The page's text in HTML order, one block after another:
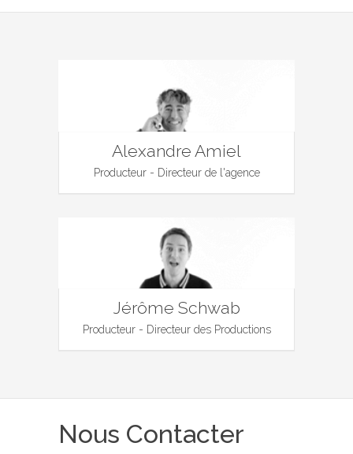
Alexandre Amiel
Producteur - Directeur de l'agence
Jérôme Schwab
Producteur - Directeur des Productions
Nous Contacter